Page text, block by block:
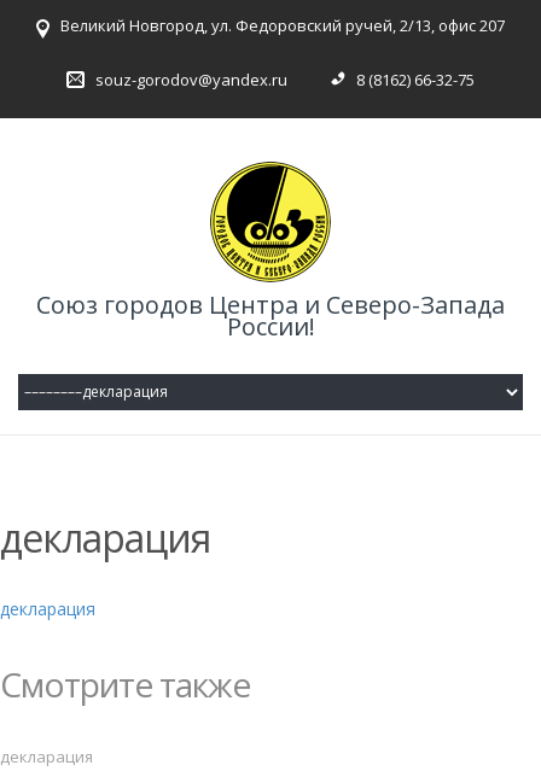
Великий Новгород, ул. Федоровский ручей, 2/13, офис 207
souz-gorodov@yandex.ru 8 (8162) 66-32-75
Союз городов Центра и Северо-Запада
России!
декларация
декларация
Смотрите также
декларация